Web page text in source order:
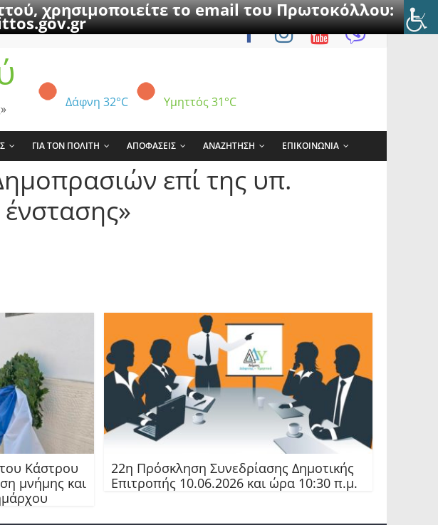
χρησιμοποιείτε το email του Πρωτοκόλλου:
Δάφνη 32°C Υμηττός 31°C
ΓΙΑ ΤΟΝ ΠΟΛΙΤΗ ΑΠΟΦΑΣΕΙΣ ΑΝΑΖΗΤΗΣΗ ΕΠΙΚΟΙΝΩΝΙΑ
επί της υπ.
Κάστρου
μνήμης και
22η Πρόσκληση Συνεδρίασης Δημοτικής
Επιτροπής 10.06.2026 και ώρα 10:30 π.μ.